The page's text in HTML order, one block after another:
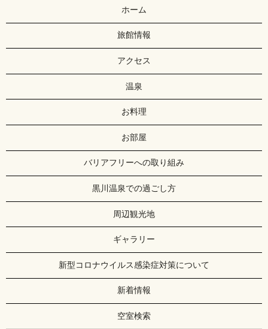
ホーム
旅館情報
アクセス
温泉
お料理
お部屋
バリアフリーへの取り組み
黒川温泉での過ごし方
周辺観光地
ギャラリー
新型コロナウイルス感染症対策について
新着情報
空室検索